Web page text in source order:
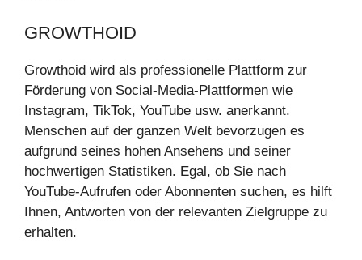
GROWTHOID
Growthoid wird als professionelle Plattform zur
Förderung von Social-Media-Plattformen wie
Instagram, TikTok, YouTube usw. anerkannt.
Menschen auf der ganzen Welt bevorzugen es
aufgrund seines hohen Ansehens und seiner
hochwertigen Statistiken. Egal, ob Sie nach
YouTube-Aufrufen oder Abonnenten suchen, es hilft
Ihnen, Antworten von der relevanten Zielgruppe zu
erhalten.